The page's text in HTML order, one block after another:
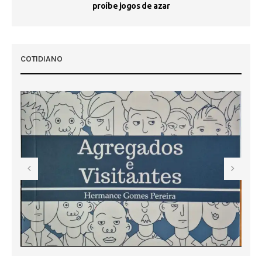
proíbe jogos de azar
COTIDIANO